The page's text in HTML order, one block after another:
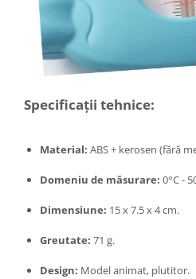
Masini tocat carne electrice
Mixere
Oale si Cratite
Oale sub presiune
Palnii
Tavi copt
Auto
Stații încărcare vehicule electrice
Specificații tehnice:
Material: ABS + kerosen (fără
Domeniu de măsurare: 0°C -
Dimensiune: 15 x 7.5 x 4 cm.
Greutate: 71 g.
Design: Model animat, plutitor.